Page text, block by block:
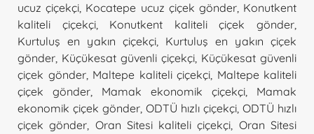
ucuz çiçekçi, Kocatepe ucuz çiçek gönder, Konutkent
kaliteli çiçekçi, Konutkent kaliteli çiçek gönder,
Kurtuluş en yakın çiçekçi, Kurtuluş en yakın çiçek
gönder, Küçükesat güvenli çiçekçi, Küçükesat güvenli
çiçek gönder, Maltepe kaliteli çiçekçi, Maltepe kaliteli
çiçek gönder, Mamak ekonomik çiçekçi, Mamak
ekonomik çiçek gönder, ODTÜ hızlı çiçekçi, ODTÜ hızlı
çiçek gönder, Oran Sitesi kaliteli çiçekçi, Oran Sitesi